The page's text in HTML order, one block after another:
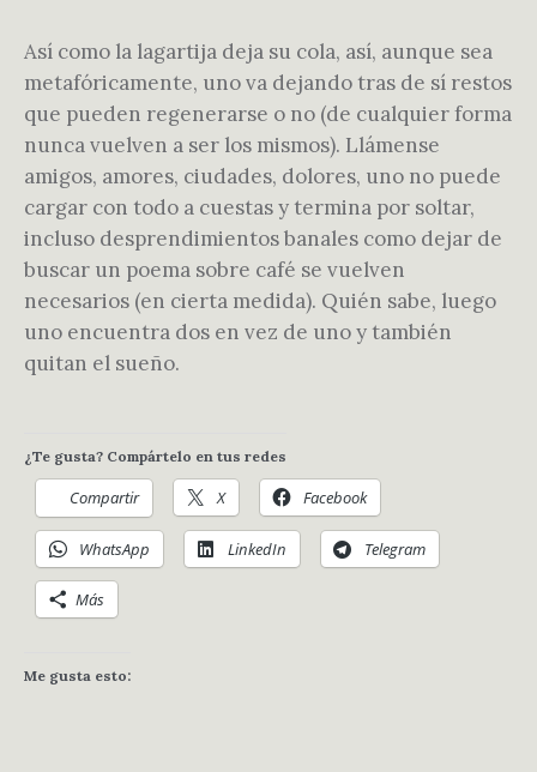
Así como la lagartija deja su cola, así, aunque sea
metafóricamente, uno va dejando tras de sí restos
que pueden regenerarse o no (de cualquier forma
nunca vuelven a ser los mismos). Llámense
amigos, amores, ciudades, dolores, uno no puede
cargar con todo a cuestas y termina por soltar,
incluso desprendimientos banales como dejar de
buscar un poema sobre café se vuelven
necesarios (en cierta medida). Quién sabe, luego
uno encuentra dos en vez de uno y también
quitan el sueño.
¿Te gusta? Compártelo en tus redes
Compartir X Facebook
WhatsApp LinkedIn Telegram
Más
Me gusta esto: